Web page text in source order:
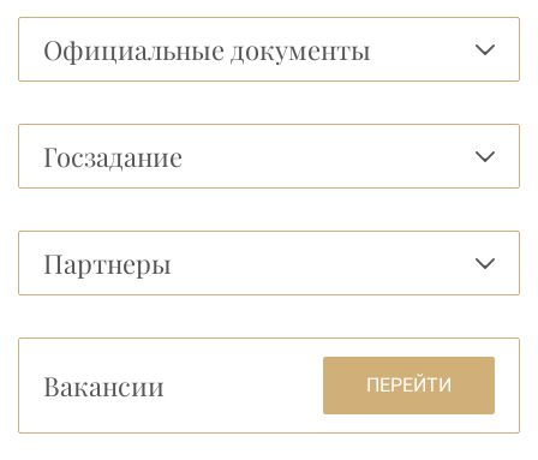
Официальные документы
Госзадание
Партнеры
Вакансии ПЕРЕЙТИ